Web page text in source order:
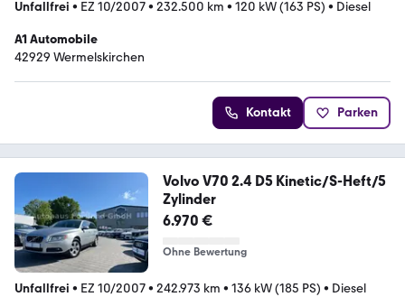
Unfallfrei • EZ 10/2007• 232.500 km • 120 kW (163 PS) • Diesel
A1 Automobile
42929 Wermelskirchen
Kontakt Parken
Volvo V70 2.4 D5 Kinetic/S-Heft/5
Zylinder
6.970 €
Ohne Bewertung
Unfallfrei • EZ 10/2007• 242.973 km • 136 kW (185 PS) • Diesel